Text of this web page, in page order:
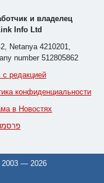
и владелец
Info Ltd
Netanya 4210201,
number 512805862
с редакцией
конфиденциальности
в Новостях
2003 —2026